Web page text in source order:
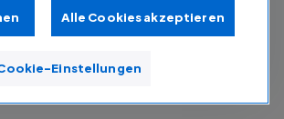
Alle Cookies akzeptieren
Einstellungen